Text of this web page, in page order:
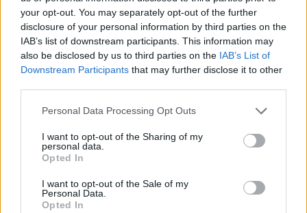
your opt-out. You may separately opt-out of the further
disclosure of your personal information by third parties on the
IAB’s list of downstream participants. This information may
also be disclosed by us to third parties on the IAB’s List of
Downstream Participants that may further disclose it to other
Personal Data Processing Opt Outs
I want to opt-out of the Sharing of my
personal data.
Opted In
I want to opt-out of the Sale of my
Personal Data.
Opted In
restano dentro molto più di qualsiasi risultato".